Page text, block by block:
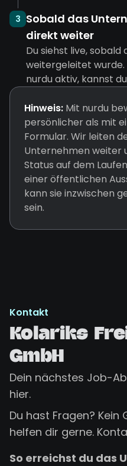
3 Sobald das
direkt weiter
Du siehst live, sobald
weitergeleitet
nurdu aktiv, kannst
Hinweis: Mit nurdu
persönlicher als mit
Formular. Wir leiten
Unternehmen weiter
Status auf dem
einer öffentlichen
kann sie inzwischen
sein.
Kontakt
Kolariks
GmbH
Dein nächstes Job-
hier.
Du hast Fragen? Kein
helfen dir gerne.
So erreichst du das